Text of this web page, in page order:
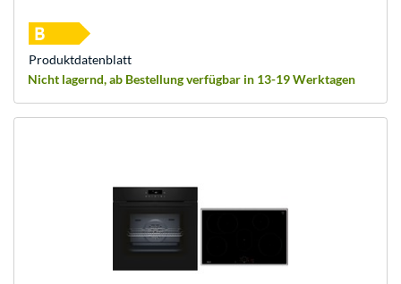
Nicht lagernd, ab Bestellung verfügbar in 13-19 Werktagen
Produkt­datenblatt